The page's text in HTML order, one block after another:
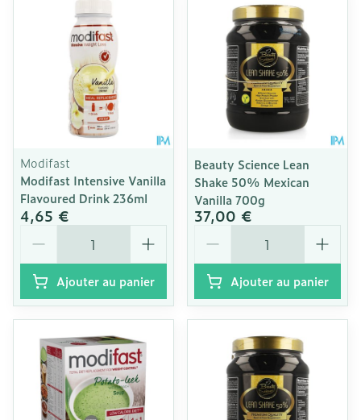
Modifast
Modifast Intensive Vanilla
Flavoured Drink 236ml
4,65 €
Ajouter au panier
Beauty Science Lean
Shake 50% Mexican
Vanilla 700g
37,00 €
Ajouter au panier